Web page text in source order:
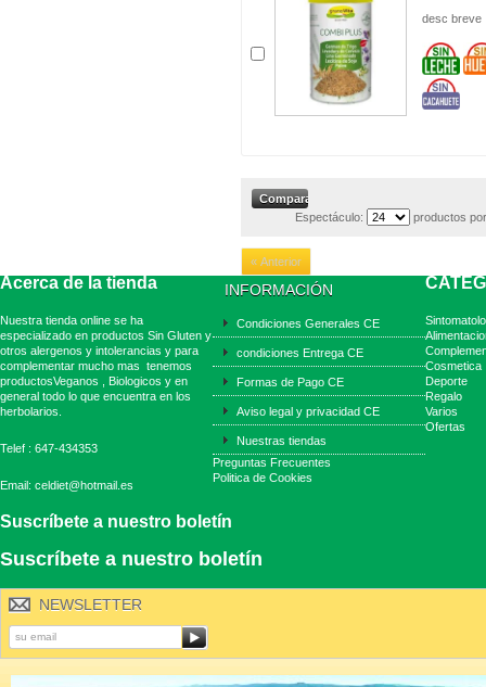
desc breve
Espectáculo: productos
« Anterior
Acerca de la tienda
Nuestra tienda online se ha
especializado en productos Sin Gluten y
otros alergenos y intolerancias y para
complementar mucho mas tenemos
productosVeganos , Biologicos y en
general todo lo que encuentra en los
herbolarios.
Telef : 647-434353
Email: celdiet@hotmail.es
INFORMACIÓN
Condiciones Generales CE
condiciones Entrega CE
Formas de Pago CE
Aviso legal y privacidad CE
Nuestras tiendas
Preguntas Frecuentes
Politica de Cookies
Cosmetica
Deporte
Regalo
Varios
Ofertas
Suscríbete a nuestro boletín
Suscríbete a nuestro boletín
NEWSLETTER